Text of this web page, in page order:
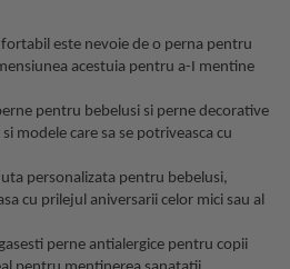
este nevoie de o perna pentru
acestuia pentru a-I mentine
pentru bebelusi si perne decorative
modele care sa se potriveasca cu
personalizata pentru bebelusi,
cu prilejul aniversarii celor mici sau al
perne antialergice pentru copii